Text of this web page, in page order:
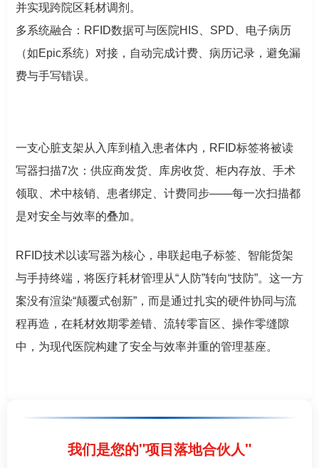
并实现跨院区耗材调剂。
多系统融合：RFID数据可与医院HIS、SPD、电子病历
（如Epic系统）对接，自动完成计费、病历记录，避免漏
费与手写错误。
一支心脏支架从入库到植入患者体内，RFID标签将被读
写器扫描7次：供应商发货、库房收货、柜内存放、手术
领取、术中核销、患者绑定、计费同步——每一次扫描都
是对安全与效率的叠加。
RFID技术以读写器为核心，串联起电子标签、智能货架
与手持终端，将医疗耗材管理从“人防”转向“技防”。这一方
案没有渲染“颠覆式创新”，而是通过扎实的硬件协同与流
程再造，在耗材效期零差错、流转零盲区、操作零缝隙
中，为现代医院构建了安全与效率并重的管理基座。
我们是您的"项目落地合伙人"